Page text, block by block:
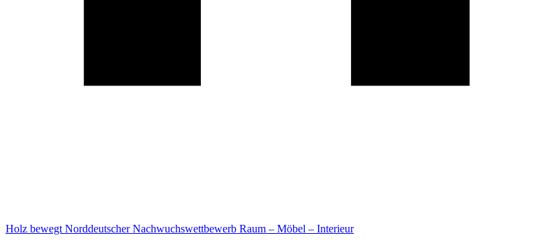
Holz bewegt Norddeutscher Nachwuchswettbewerb Raum – Möbel – Interieur